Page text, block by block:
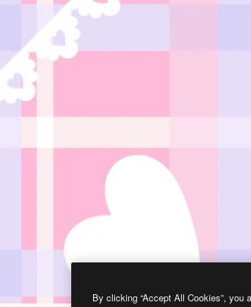
By clicking “Accept All Cookies”,